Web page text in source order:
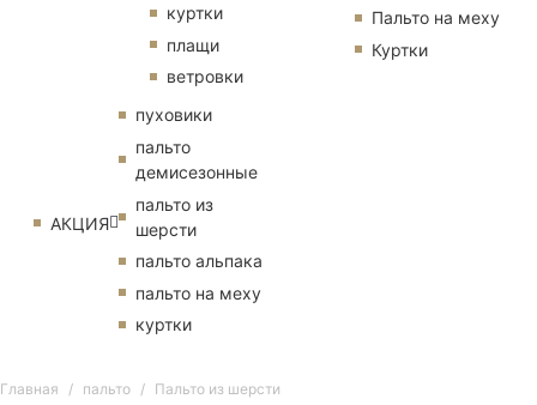
куртки
плащи
ветровки
АКЦИЯ
пуховики
пальто
демисезонные
пальто из
шерсти
пальто альпака
пальто на меху
куртки
Пальто на меху
Куртки
Главная пальто Пальто из шерсти